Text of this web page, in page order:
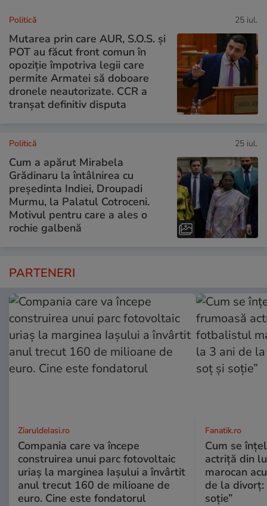
Politică 25 iul.
Mutarea prin care AUR, S.O.S. și
POT au făcut front comun în
opoziție împotriva legii care
permite Armatei să doboare
dronele neautorizate. CCR a
tranșat definitiv disputa
Politică 25 iul.
Cum a apărut Mirabela
Grădinaru la întâlnirea cu
președinta Indiei, Droupadi
Murmu, la Palatul Cotroceni.
Motivul pentru care a ales o
rochie galbenă
PARTENERI
ZiaruldeIasi.ro
Compania care va începe
construirea unui parc fotovoltaic
uriaș la marginea Iașului a învârtit
anul trecut 160 de milioane de
euro. Cine este fondatorul
Fanatik.ro
Cum se
actriță din
marocan
de la divorț:
soție”